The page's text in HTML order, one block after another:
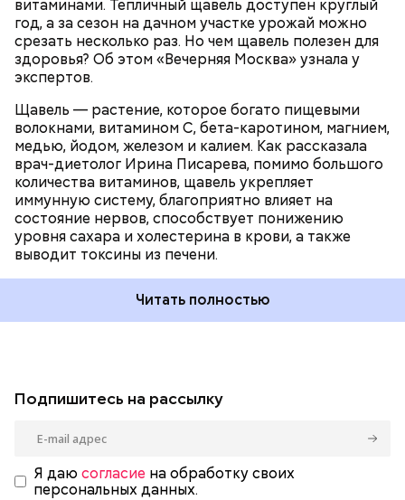
витаминами. Тепличный щавель доступен круглый
год, а за сезон на дачном участке урожай можно
срезать несколько раз. Но чем щавель полезен для
здоровья? Об этом «Вечерняя Москва» узнала у
экспертов.
Щавель — растение, которое богато пищевыми
волокнами, витамином С, бета-каротином, магнием,
медью, йодом, железом и калием. Как рассказала
врач-диетолог Ирина Писарева, помимо большого
количества витаминов, щавель укрепляет
иммунную систему, благоприятно влияет на
состояние нервов, способствует понижению
уровня сахара и холестерина в крови, а также
выводит токсины из печени.
Читать полностью
Подпишитесь на рассылку
Я даю согласие на обработку своих
персональных данных.